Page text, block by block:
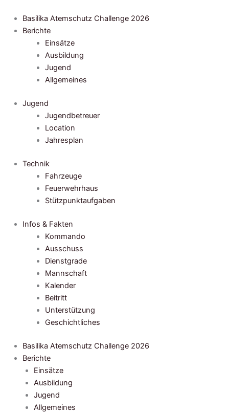
Inhalt
springen
Basilika Atemschutz Challenge 2026
Berichte
Einsätze
Ausbildung
Jugend
Allgemeines
Jugend
Jugendbetreuer
Location
Jahresplan
Technik
Fahrzeuge
Feuerwehrhaus
Stützpunktaufgaben
Infos & Fakten
Kommando
Ausschuss
Dienstgrade
Mannschaft
Kalender
Beitritt
Unterstützung
Geschichtliches
Basilika Atemschutz Challenge 2026
Berichte
Einsätze
Ausbildung
Jugend
Allgemeines